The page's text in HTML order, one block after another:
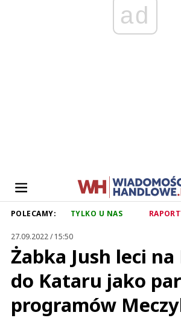
ad
POLECAMY: TYLKO U NAS
27.09.2022 / 15:50
Żabka Jush leci
do Kataru jako
programów